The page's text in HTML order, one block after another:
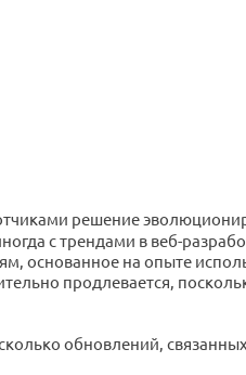
решение
с трендами в веб-
основанное на опыте
продлевается,
обновлений,